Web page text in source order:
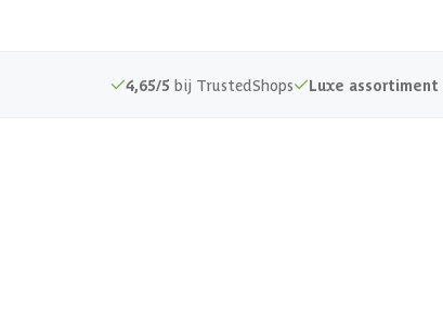
4,65/5 bij TrustedShops Luxe assortiment